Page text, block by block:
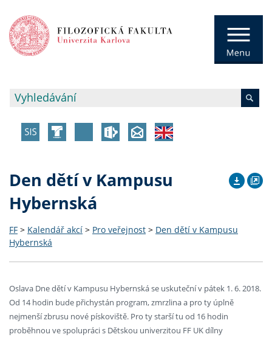
Den dětí v Kampusu
Hybernská
FF > Kalendář akcí > Pro veřejnost > Den dětí v Kampusu
Hybernská
Oslava Dne dětí v Kampusu Hybernská se uskuteční v pátek 1. 6. 2018.
Od 14 hodin bude přichystán program, zmrzlina a pro ty úplně
nejmenší zbrusu nové pískoviště. Pro ty starší tu od 16 hodin
proběhnou ve spolupráci s Dětskou univerzitou FF UK dílny